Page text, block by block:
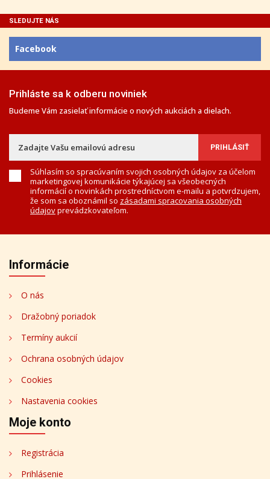
SLEDUJTE NÁS
Facebook
Prihláste sa k odberu noviniek
Budeme Vám zasielať informácie o nových aukciách a dielach.
Súhlasím so spracúvaním svojich osobných údajov za účelom
marketingovej komunikácie týkajúcej sa všeobecných
informácií o novinkách prostredníctvom e-mailu a potvrdzujem,
že som sa oboznámil so zásadami spracovania osobných
údajovprevádzkovateľom.
Informácie
O nás
Dražobný poriadok
Termíny aukcií
Ochrana osobných údajov
Cookies
Nastavenia cookies
Moje konto
Registrácia
Prihlásenie